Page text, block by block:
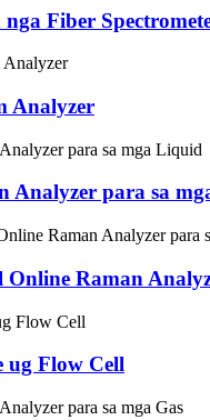
Fiber
Analyzer
Analyzer para sa
Raman
ug Flow Cell